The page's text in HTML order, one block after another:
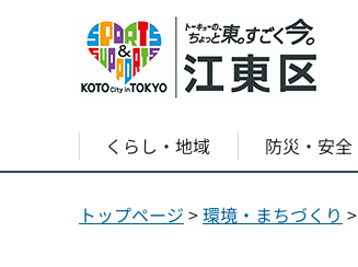
くらし・地域 防災・安全
トップページ >環境・まちづくり >